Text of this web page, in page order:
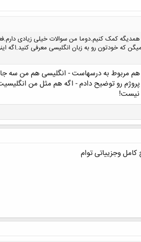
شروع مصاحبه میگن که خودتون رو به زبان انگلیسی
کلیک کنید تا باز شود...
مربوط به درسهاست - انگلیسی هم من سه
رو توضیح دادم - اگه هم مثل من
نیست!
وجزییاتی توام